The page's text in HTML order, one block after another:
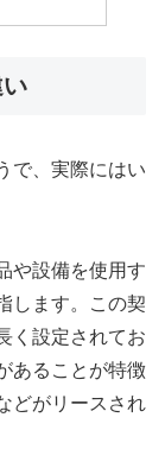
で、実際にはい
や設備を使用す
します。この契
く設定されてお
あることが特徴
どがリースされ